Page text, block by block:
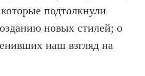
подтолкнули
новых стилей; о
наш взгляд на